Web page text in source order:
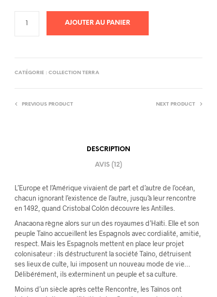
AJOUTER AU PANIER
CATÉGORIE : COLLECTION TERRA
PREVIOUS PRODUCT NEXT PRODUCT
DESCRIPTION
AVIS (12)
L’Europe et l’Amérique vivaient de part et d’autre de l’océan,
chacun ignorant l’existence de l’autre, jusqu’à leur rencontre
en 1492, quand Cristobal Colón découvre les Antilles.
Anacaona règne alors sur un des royaumes d’Haïti. Elle et son
peuple Taïno accueillent les Espagnols avec cordialité, amitié,
respect. Mais les Espagnols mettent en place leur projet
colonisateur : ils déstructurent la société Taïno, détruisent
ses lieux de culte, lui imposent un nouveau mode de vie…
Délibérément, ils exterminent un peuple et sa culture.
Moins d’un siècle après cette Rencontre, les Taïnos ont